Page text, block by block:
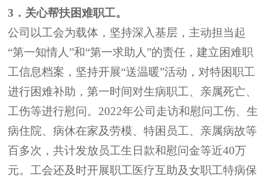
3 ．关心帮扶困难职工。
公司以工会为载体，坚持深入基层，主动担当起
“第一知情人”和“第一求助人”的责任，建立困难职
工信息档案，坚持开展“送温暖”活动， 对特困职工
进行困难补助，第一时间对生病职工、亲属死亡、
工伤等进行慰问 。 2022年公司走访和慰问工伤、生
病住院、病休在家及劳模、特困员工、亲属病故等
百多次，共计发放员工生日款和慰问金等近40万
元。 工会还及时开展职工医疗互助及女职工特病保